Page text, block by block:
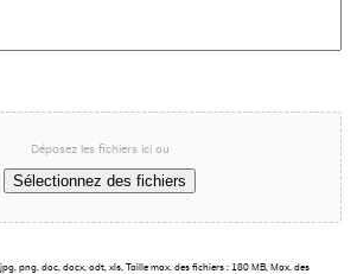
Déposez les fichiers ici ou
Sélectionnez des fichiers
png, doc, docx, odt, xls, Taille max. des fichiers : 180 MB, Max. des